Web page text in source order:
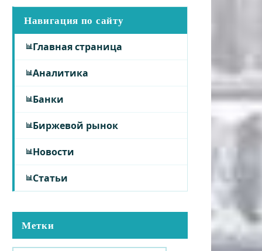
Навигация по сайту
Главная страница
Аналитика
Банки
Биржевой рынок
Новости
Статьи
Метки